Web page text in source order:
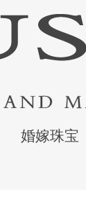
婚嫁珠宝